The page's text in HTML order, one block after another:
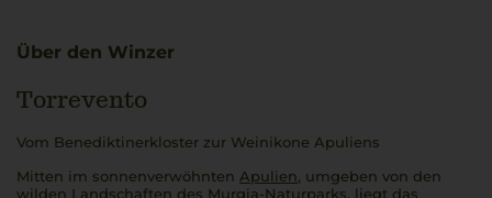
Über den Winzer
Torrevento
Vom Benediktinerkloster zur Weinikone Apuliens
Mitten im sonnenverwöhnten Apulien, umgeben von den
wilden Landschaften des Murgia-Naturparks, liegt das